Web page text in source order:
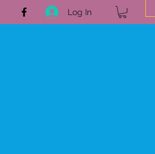
Log In